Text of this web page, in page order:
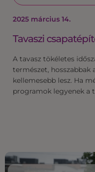
2025 március 14.
Tavaszi
A tavasz tökéletes
természet, hosszabbak
kellemesebb lesz. Ha
programok legyenek a